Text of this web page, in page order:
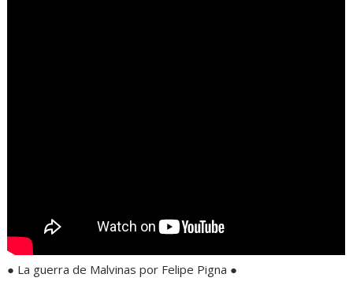
● La guerra de Malvinas por Felipe Pigna ●